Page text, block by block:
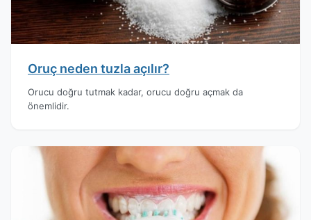
Oruç neden tuzla açılır?
Orucu doğru tutmak kadar, orucu doğru açmak da
önemlidir.